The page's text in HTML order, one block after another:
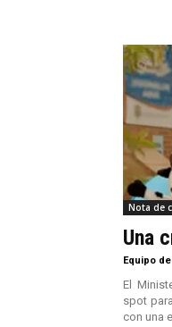
Nota de
Una
Equipo
El
spot
con una